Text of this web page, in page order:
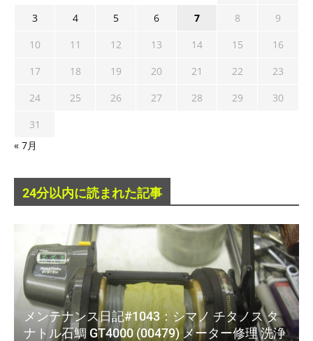
3
4 5 6 7 8
9
10
11 12 13 14 15
16
17
18 19 20 21 22
23
24
25 26 27 28 29
30
31
« 7月
24分以内に読まれた記事
メンテナンス日記#1043：シマノ チタノス タ
ナトル石鯛 GT4000 (00479) メーター修理 洗浄